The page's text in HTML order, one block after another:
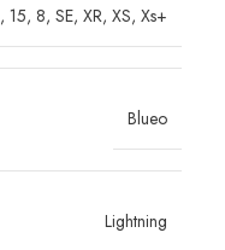
, 15, 8,SE,XR,XS,Xs+
Blueo
Lightning